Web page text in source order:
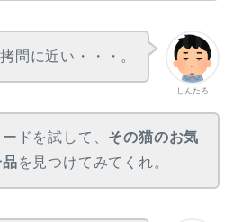
しんたろ
問に近い・・・。
ドを試して、 その猫のお気
を見つけてみてくれ。